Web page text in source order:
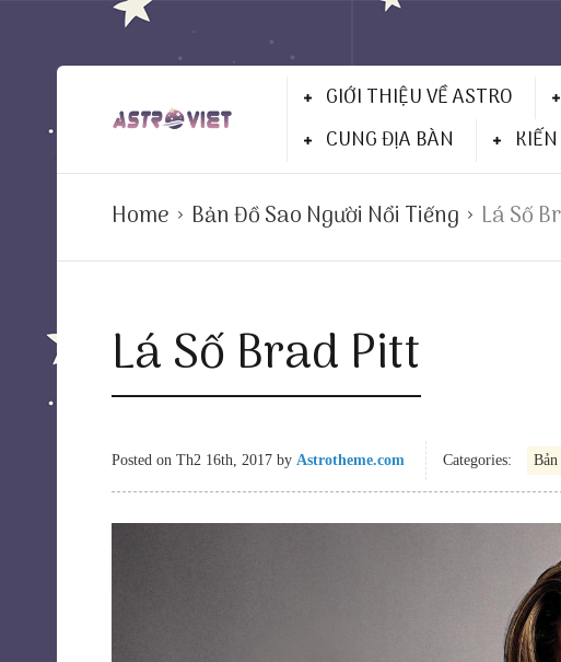
GIỚI THIỆU VỀ ASTRO
CUNG ĐỊA BÀN
Home Bản Đồ Sao Người Nổi Tiếng Lá Số
Lá Số Brad Pitt
Posted on Th2 16th, 2017 by Astrotheme.com Categories: